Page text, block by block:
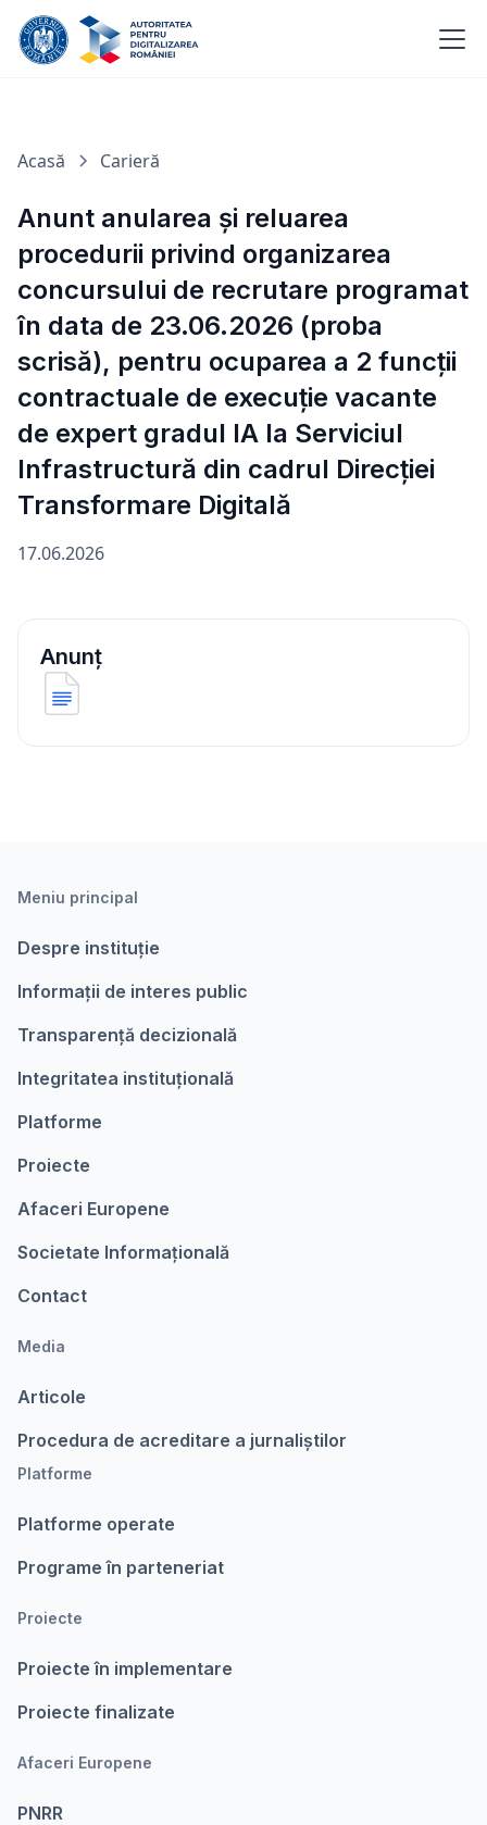
Acasă Carieră
Anunt anularea și reluarea
procedurii privind organizarea
concursului de recrutare programat
în data de 23.06.2026 (proba
scrisă), pentru ocuparea a 2 funcţii
contractuale de execuție vacante
de expert gradul IA la Serviciul
Infrastructură din cadrul Direcției
Transformare Digitală
17.06.2026
Anunț
Meniu principal
Despre instituție
Informații de interes public
Transparență decizională
Integritatea instituțională
Platforme
Proiecte
Afaceri Europene
Societate Informațională
Contact
Media
Articole
Procedura de acreditare a jurnaliștilor
Platforme
Platforme operate
Programe în parteneriat
Proiecte
Proiecte în implementare
Proiecte finalizate
Afaceri Europene
PNRR